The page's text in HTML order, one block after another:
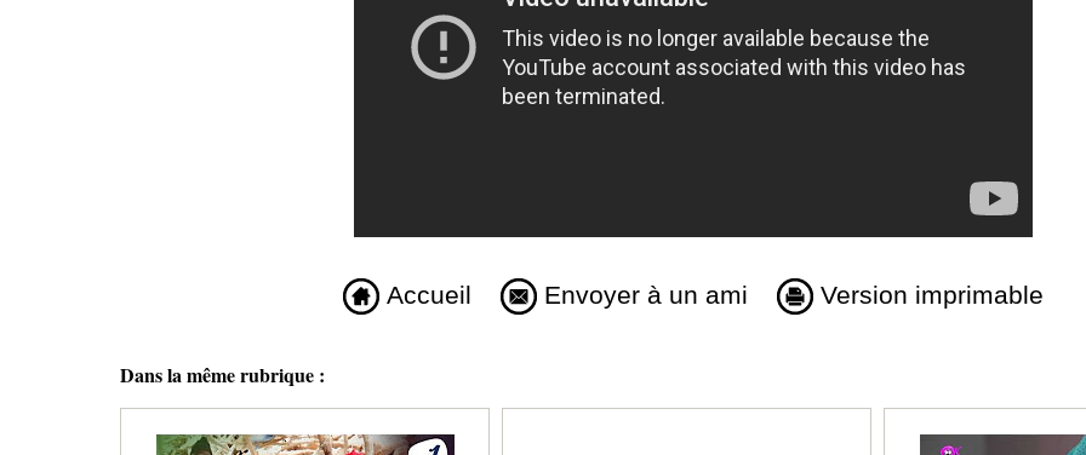
Accueil Envoyer à un ami Version imprimable
Dans la même rubrique :